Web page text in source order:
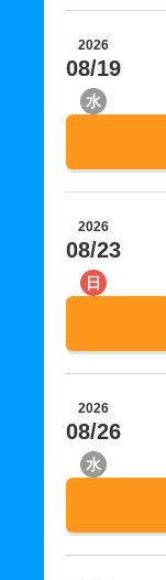
2026
08/19
水
2026
08/23
日
2026
08/26
水